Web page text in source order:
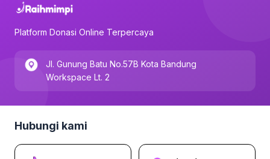
Platform Donasi Online Terpercaya
Jl. Gunung Batu No.57B Kota Bandung
Workspace Lt. 2
Hubungi kami